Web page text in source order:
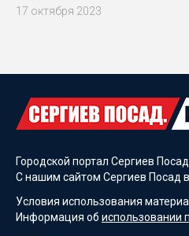
17 октября 2023
Городской портал Сергиев
С нашим сайтом Сергиев Посад
Условия использования
Информация об использовании